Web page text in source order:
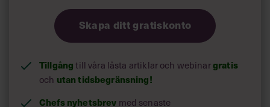
Skapa ditt gratiskonto
Tillgångtill våra låsta artiklar och webinargratis
och utan tidsbegränsning!
Chefs nyhetsbrev med senaste